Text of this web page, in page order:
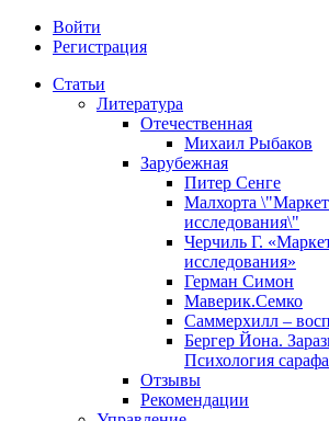
Войти
Регистрация
Статьи
Литература
Отечественная
Михаил Рыбаков
Зарубежная
Питер Сенге
Малхорта
исследования\"
Черчиль Г.
исследования»
Герман Симон
Маверик.Семко
Саммерхилл –
Бергер Йона.
Психология
Отзывы
Рекомендации